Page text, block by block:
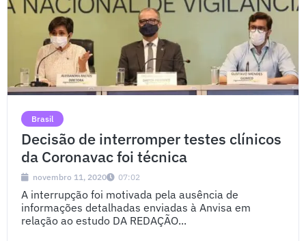
Brasil
Decisão de interromper testes clínicos
da Coronavac foi técnica
novembro 11, 2020 07:02
A interrupção foi motivada pela ausência de
informações detalhadas enviadas à Anvisa em
relação ao estudo DA REDAÇÃO...